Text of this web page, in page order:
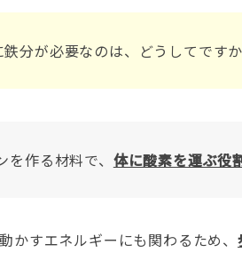
分が必要なのは、どうしてです
作る材料で、 体に酸素を運ぶ役
かすエネルギーにも関わるため、